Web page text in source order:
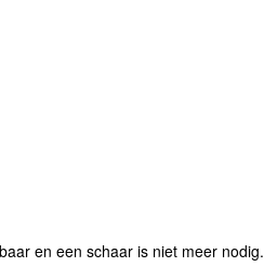
en een schaar is niet meer nodig.